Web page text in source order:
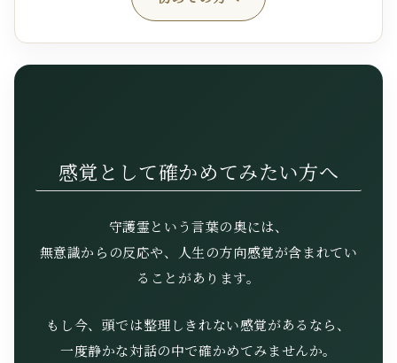
感覚として確かめてみたい方へ
守護霊という言葉の奥には、
無意識からの反応や、人生の方向感覚が含まれてい
ることがあります。
もし今、頭では整理しきれない感覚があるなら、
一度静かな対話の中で確かめてみませんか。